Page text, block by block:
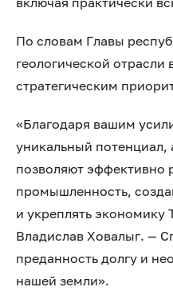
По словам Главы
геологической отрасли
стратегическим
«Благодаря вашим
уникальный
позволяют эффективно
промышленность,
и укреплять экономику
Владислав Ховалыг. —
преданность долгу и
нашей земли».